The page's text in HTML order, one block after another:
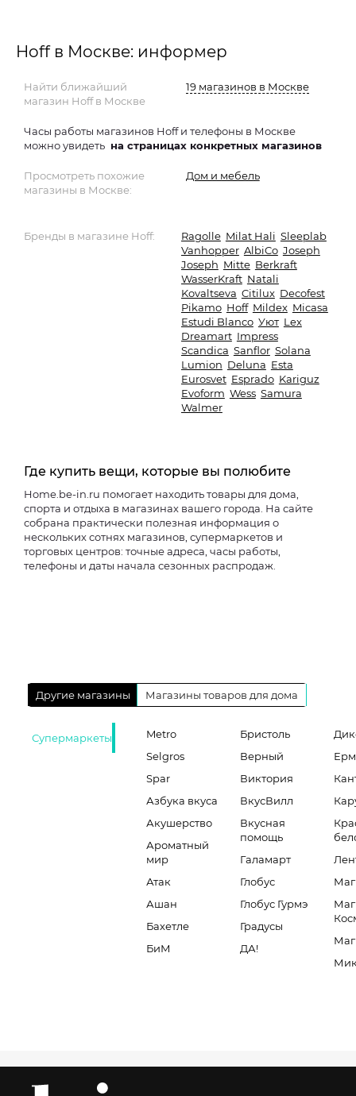
Hoff в Москве: информер
Найти ближайший
магазин Hoff в Москве
19 магазинов в Москве
Часы работы магазинов Hoff и телефоны в Москве
можно увидеть на страницах конкретных магазинов
Просмотреть похожие
магазины в Москве:
Дом и мебель
Бренды в магазине Hoff: Ragolle Milat Hali Sleeplab
Vanhopper AlbiCo Joseph
Joseph Mitte Berkraft
WasserKraft Natali
Kovaltseva Citilux Decofest
Pikamo Hoff Mildex Micasa
Estudi Blanco Уют Lex
Dreamart Impress
Scandica Sanflor Solana
Lumion Deluna Esta
Eurosvet Esprado Kariguz
Evoform Wess Samura
Walmer
Где купить вещи, которые вы полюбите
Home.be-in.ru помогает находить товары для дома,
спорта и отдыха в магазинах вашего города. На сайте
собрана практически полезная информация о
нескольких сотнях магазинов, супермаркетов и
торговых центров: точные адреса, часы работы,
телефоны и даты начала сезонных распродаж.
Другие магазины Магазины товаров для дома
Супермаркеты
Metro
Selgros
Spar
Азбука вкуса
Акушерство
Ароматный
мир
Атак
Ашан
Бахетле
БиМ
Бристоль
Верный
Виктория
ВкусВилл
Вкусная
помощь
Галамарт
Глобус
Глобус Гурмэ
Градусы
ДА!